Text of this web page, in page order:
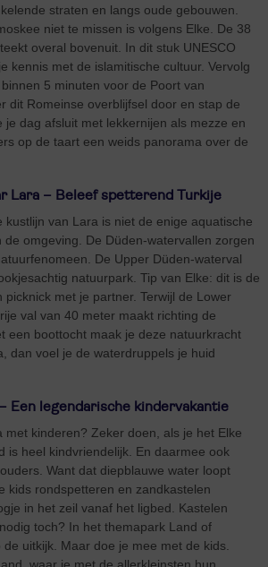
straten en langs oude gebouwen.
niet te missen is volgens Elke. De 38
overal bovenuit. In dit stuk UNESCO
kennis met de islamitische cultuur. Vervolg
5 minuten voor de Poort van
dit Romeinse overblijfsel door en stap de
je dag afsluit met lekkernijen als mezze en
op de taart een weids panorama over de
Lara – Beleef spetterend Turkije
kustlijn van Lara is niet de enige aquatische
de omgeving. De Düden-watervallen zorgen
De Upper Düden-waterval
natuurpark. Tip van Elke: dit is de
picknick met je partner. Terwijl de Lower
val van 40 meter maakt richting de
een boottocht maak je deze natuurkracht
dan voel je de waterdruppels je huid
Een legendarische kindervakantie
met kinderen? Zeker doen, als je het Elke
is heel kindvriendelijk. En daarmee ook
Want dat diepblauwe water loopt
kids rondspetteren en zandkastelen
in het zeil vanaf het ligbed. Kastelen
toch? In het themapark Land of
uitkijk. Maar doe je mee met de kids.
waar je met de allerkleinsten hun